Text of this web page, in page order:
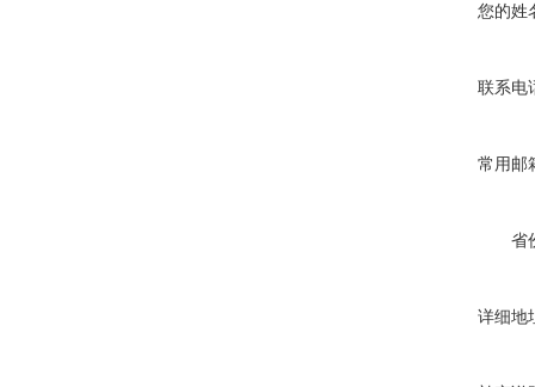
您的姓
联系电
常用邮
省
详细地